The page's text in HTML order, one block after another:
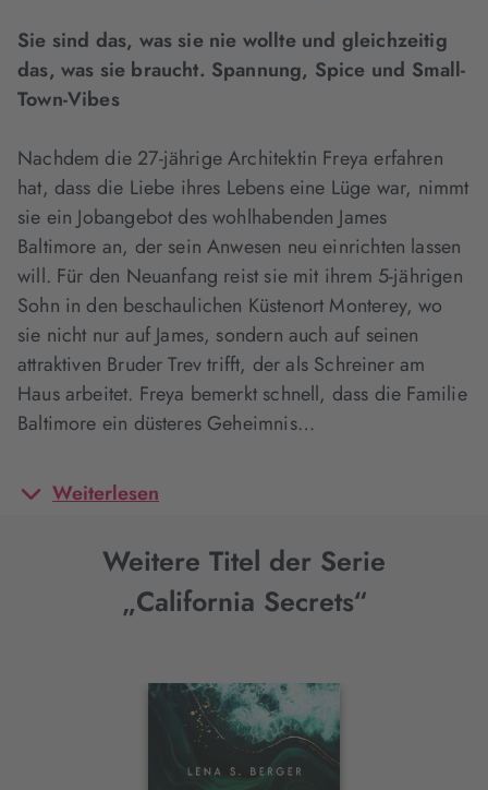
Sie sind das, was sie nie wollte und gleichzeitig
das, was sie braucht. Spannung, Spice und Small-
Town-Vibes
Nachdem die 27-jährige Architektin Freya erfahren
hat, dass die Liebe ihres Lebens eine Lüge war, nimmt
sie ein Jobangebot des wohlhabenden James
Baltimore an, der sein Anwesen neu einrichten lassen
will. Für den Neuanfang reist sie mit ihrem 5-jährigen
Sohn in den beschaulichen Küstenort Monterey, wo
sie nicht nur auf James, sondern auch auf seinen
attraktiven Bruder Trev trifft, der als Schreiner am
Haus arbeitet. Freya bemerkt schnell, dass die Familie
Baltimore ein düsteres Geheimnis…
Weiterlesen
Weitere Titel der Serie
„California Secrets“